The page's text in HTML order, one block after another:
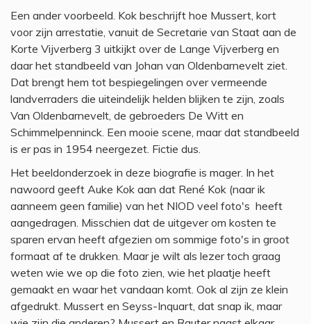
Een ander voorbeeld. Kok beschrijft hoe Mussert, kort
voor zijn arrestatie, vanuit de Secretarie van Staat aan de
Korte Vijverberg 3 uitkijkt over de Lange Vijverberg en
daar het standbeeld van Johan van Oldenbarnevelt ziet.
Dat brengt hem tot bespiegelingen over vermeende
landverraders die uiteindelijk helden blijken te zijn, zoals
Van Oldenbarnevelt, de gebroeders De Witt en
Schimmelpenninck. Een mooie scene, maar dat standbeeld
is er pas in 1954 neergezet. Fictie dus.
Het beeldonderzoek in deze biografie is mager. In het
nawoord geeft Auke Kok aan dat René Kok (naar ik
aanneem geen familie) van het NIOD veel foto's heeft
aangedragen. Misschien dat de uitgever om kosten te
sparen ervan heeft afgezien om sommige foto's in groot
formaat af te drukken. Maar je wilt als lezer toch graag
weten wie we op die foto zien, wie het plaatje heeft
gemaakt en waar het vandaan komt. Ook al zijn ze klein
afgedrukt. Mussert en Seyss-Inquart, dat snap ik, maar